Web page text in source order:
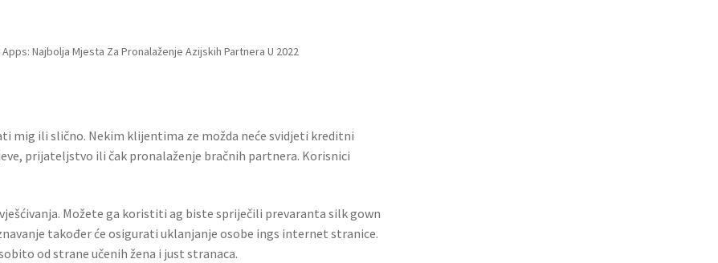
Najbolja Mjesta Za Pronalaženje Azijskih Partnera U 2022
mig ili slično. Nekim klijentima ze možda neće svidjeti kreditni
prijateljstvo ili čak pronalaženje bračnih partnera. Korisnici
Možete ga koristiti ag biste spriječili prevaranta silk gown
također će osigurati uklanjanje osobe ings internet stranice.
od strane učenih žena i just stranaca.